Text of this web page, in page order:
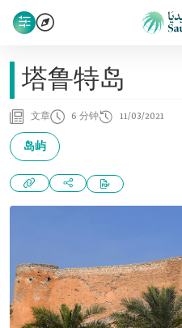
塔鲁特岛
文章 6 分钟 11/03/2021
岛屿